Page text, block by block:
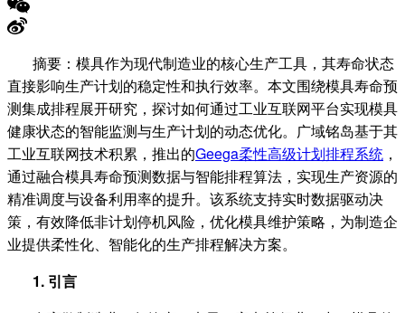
摘要：模具作为现代制造业的核心生产工具，其寿命状态
直接影响生产计划的稳定性和执行效率。本文围绕模具寿命预
测集成排程展开研究，探讨如何通过工业互联网平台实现模具
健康状态的智能监测与生产计划的动态优化。广域铭岛基于其
工业互联网技术积累，推出的Geega柔性高级计划排程系统 ，
通过融合模具寿命预测数据与智能排程算法，实现生产资源的
精准调度与设备利用率的提升。该系统支持实时数据驱动决
策，有效降低非计划停机风险，优化模具维护策略，为制造企
业提供柔性化、智能化的生产排程解决方案。
1. 引言